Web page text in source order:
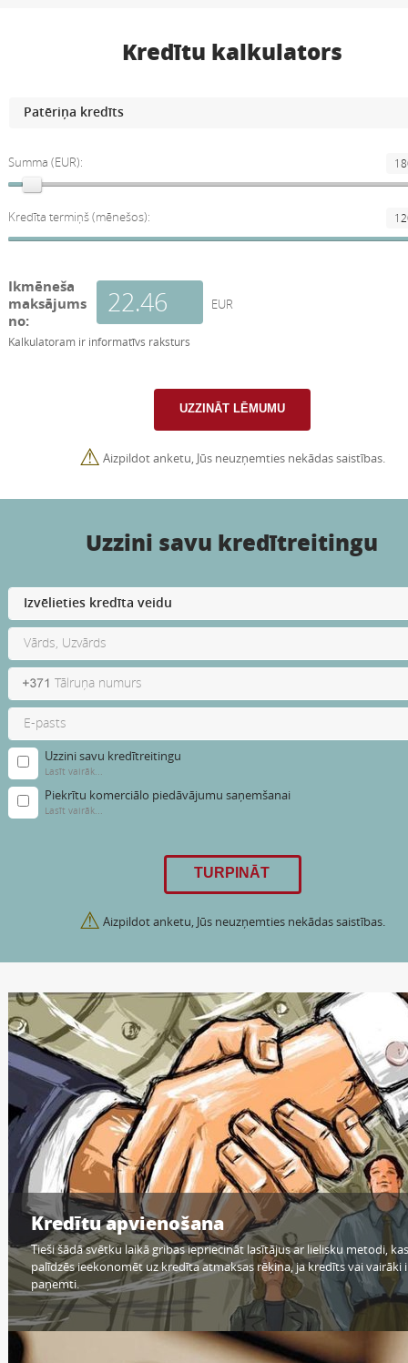
Kredītu kalkulators
Summa (EUR):
Kredīta termiņš (mēnešos):
Ikmēneša
maksājums
no:
EUR
Kalkulatoram ir informatīvs raksturs
⚠ Aizpildot anketu, Jūs neuzņemties nekādas saistības.
Uzzini savu kredītreitingu
Uzzini savu kredītreitingu
Lasīt vairāk...
Piekrītu komerciālo piedāvājumu saņemšanai
Lasīt vairāk...
⚠ Aizpildot anketu, Jūs neuzņemties nekādas saistības.
Kredītu apvienošana
Tieši šādā svētku laikā gribas iepriecināt lasītājus ar lielisku metodi, kas
palīdzēs ieekonomēt uz kredīta atmaksas rēķina, ja kredīts vai vairāki
paņemti.